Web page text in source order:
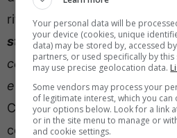
riferito, infatti, come possa“
staff di supporto, purché
collegato ad ATP, ITF e
eventi coperti dal nostro
Cahill e Simone Vagnozzi
continuare a portare avanti
Your personal data will be
your device (cookies, unique
data) may be stored by, accessed
partners, or used specifically by
may use precise geolocation data.
Some vendors may process your
of legitimate interest, which you
your options below. Look for a link
or in the site menu to manage or
and cookie settings.